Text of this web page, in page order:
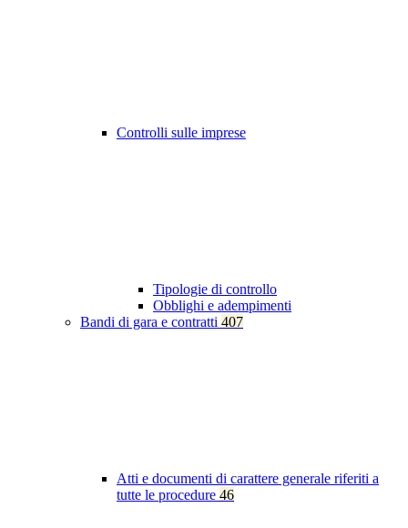
Controlli sulle imprese
Tipologie di controllo
Obblighi e adempimenti
Bandi di gara e contratti 407
Atti e documenti di carattere generale riferiti a
tutte le procedure 46